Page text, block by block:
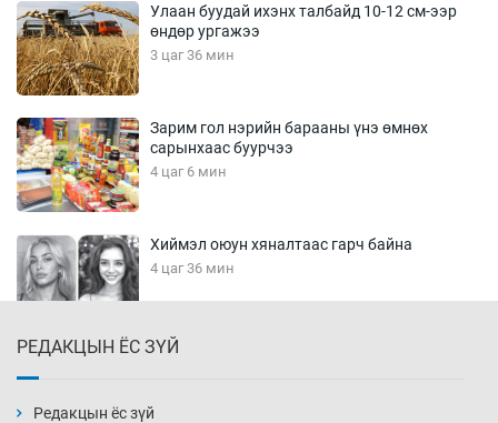
Улаан буудай ихэнх талбайд 10-12 см-ээр
өндөр ургажээ
3 цаг 36 мин
Зарим гол нэрийн барааны үнэ өмнөх
сарынхаас буурчээ
4 цаг 6 мин
Хиймэл оюун хяналтаас гарч байна
4 цаг 36 мин
5 цаг 6 мин
РЕДАКЦЫН ЁС ЗҮЙ
Редакцын ёс зүй